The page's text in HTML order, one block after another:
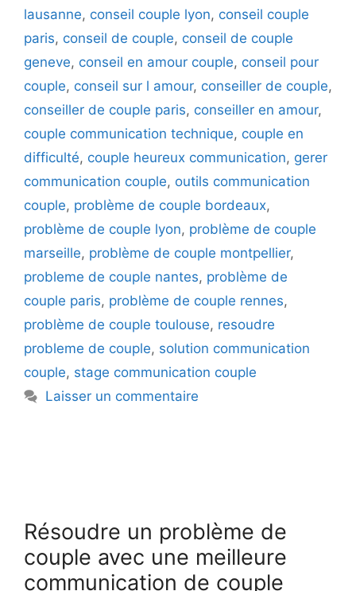
lausanne, conseil couple lyon, conseil couple
paris, conseil de couple, conseil de couple
geneve, conseil en amour couple, conseil pour
couple, conseil sur l amour, conseiller de couple,
conseiller de couple paris, conseiller en amour,
couple communication technique, couple en
difficulté, couple heureux communication, gerer
communication couple, outils communication
couple, problème de couple bordeaux,
problème de couple lyon, problème de couple
marseille, problème de couple montpellier,
probleme de couple nantes, problème de
couple paris, problème de couple rennes,
problème de couple toulouse, resoudre
probleme de couple, solution communication
couple, stage communication couple
Laisser un commentaire
Résoudre un problème de
couple avec une meilleure
communication de couple